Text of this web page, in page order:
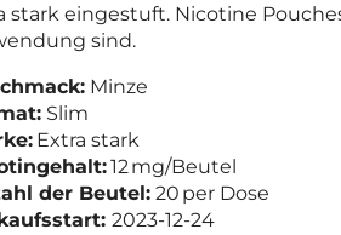
stark eingestuft. Nicotine
sind.
Minze
Slim
Extra stark
12 mg/Beutel
der Beutel: 20 per Dose
2023-12-24